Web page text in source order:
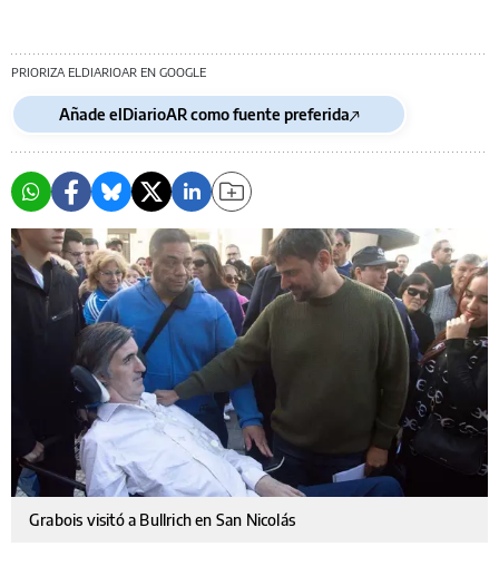
PRIORIZA ELDIARIOAR EN GOOGLE
Añade elDiarioAR como fuente preferida
Grabois visitó a Bullrich en San Nicolás